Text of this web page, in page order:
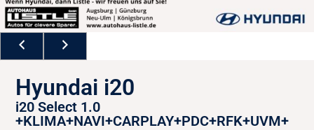
Hyundai i20
i20 Select 1.0
+KLIMA+NAVI+CARPLAY+PDC+RFK+UVM+